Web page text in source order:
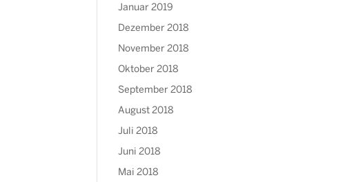
Januar 2019
Dezember 2018
November 2018
Oktober 2018
September 2018
August 2018
Juli 2018
Juni 2018
Mai 2018